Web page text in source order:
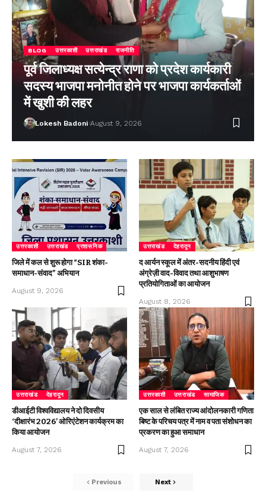
BLOG उत्तरकाशी उत्तराखंड राजनीति
पूर्व जिलाध्यक्ष सत्येन्द्र राणा को प्रदेश कार्यकारी
सदस्य भाजपा मनोनीत होने पर भाजपा कार्यकर्ताओं
में खुशी की लहर
Lokesh Badoni August 9, 2026
उत्तरकाशी उत्तराखंड प्रशासनिक
जिले में कल से शुरू होगा “SIR शंका-
समाधान-संवाद” अभियान
August 9, 2026
उत्तराखंड देहरादून
द आर्यन स्कूल में अंतर-सदनीय हिंदी एवं
अंग्रेज़ी वाद-विवाद तथा आशुभाषण
प्रतियोगिताओं का आयोजन
August 8, 2026
उत्तराखंड देहरादून
डीआईटी विश्वविद्यालय ने दो दिवसीय
‘दीक्षारंभ 2026’ ओरिएंटेशन कार्यक्रम का
किया आयोजन
August 7, 2026
उत्तरकाशी उत्तराखंड सामाजिक
एक साल से लंबित राज्य आंदोलनकारी गणिता
बिष्ट के परिचय पत्र में नाम व पता संशोधन का
प्रकरण का हुआ समाधान
August 7, 2026
Previous Next